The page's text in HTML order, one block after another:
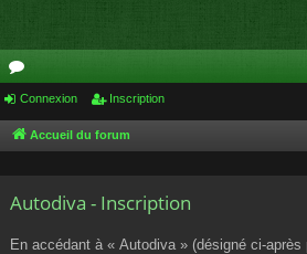
or
u
s
Connexion Inscription
Accueil du forum
Autodiva - Inscription
En accédant à « Autodiva » (désigné ci-après